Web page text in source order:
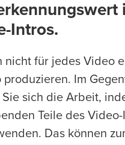
Intros.
nicht für jedes Video
produzieren. Im
Sie sich die Arbeit,
Teile des Video-
Das können